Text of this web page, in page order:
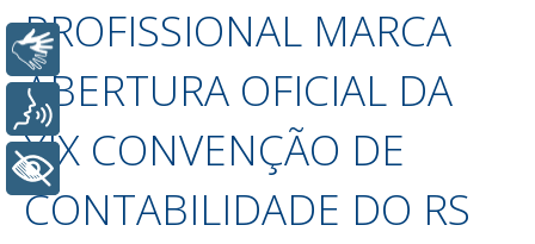
PROFISSIONAL MARCA
ABERTURA OFICIAL DA
XIX CONVENÇÃO DE
CONTABILIDADE DO RS
Libras
Voz
+ Acessibilidade